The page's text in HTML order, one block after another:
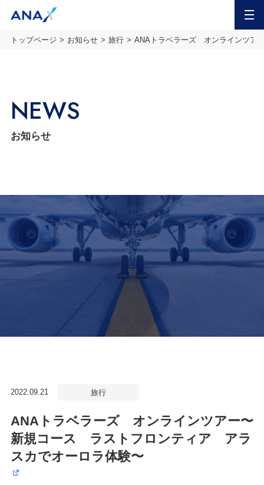
トップページ お知らせ 旅行 ANAトラベラーズ オンラインツア
NEWS
お知らせ
2022.09.21 旅行
ANAトラベラーズ オンラインツアー〜
新規コース ラストフロンティア アラ
スカでオーロラ体験〜